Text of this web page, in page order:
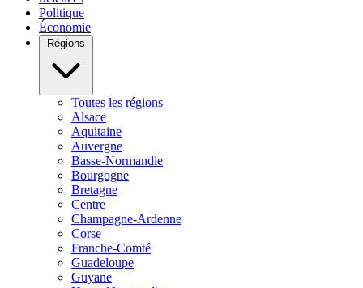
Politique
Économie
Régions
Toutes les régions
Alsace
Aquitaine
Auvergne
Basse-Normandie
Bourgogne
Bretagne
Centre
Champagne-Ardenne
Corse
Franche-Comté
Guadeloupe
Guyane